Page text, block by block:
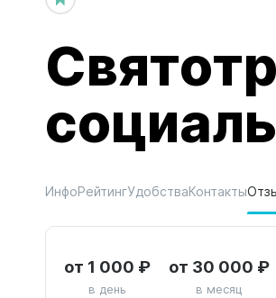
ИнфоРейтингУдобстваКонтакты
от 1 000 ₽
в день
от 30 000 ₽
в месяц